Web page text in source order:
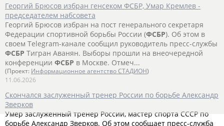
Георгий Брюсов избран генсеком ФСБР, Умар Кремлев -
председателем набсовета
Георгий Брюсов избран на пост генерального секретаря
Федерации спортивной борьбы России (ФСБР). Об этом в
своем Telegram-канале сообщил руководитель пресс-службы
ФСБР Тигран Аванян. Выборы прошли на внеочередной
конференции ФСБР в Москве. Отмеч...
(Проект: Информационное агентство СТАДИОН)
11.06.2026
Скончался заслуженный тренер России по борьбе Александр
Зверков
Умер заслуженный тренер России, мастер спорта СССР по
борьбе Александр Зверков. Об этом сообщает пресс-служба